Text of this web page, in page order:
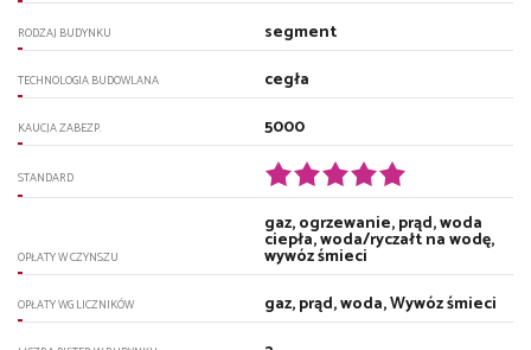
RODZAJ BUDYNKU segment
TECHNOLOGIA BUDOWLANA cegła
KAUCJA ZABEZP. 5000
STANDARD
OPŁATY W CZYNSZU
gaz, ogrzewanie, prąd, woda
ciepła, woda/ryczałt na wodę,
wywóz śmieci
OPŁATY WG LICZNIKÓW gaz, prąd, woda, Wywóz śmieci